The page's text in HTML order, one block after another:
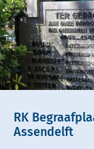
RK
Assendelft